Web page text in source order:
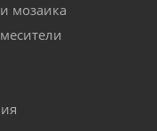
мозаика